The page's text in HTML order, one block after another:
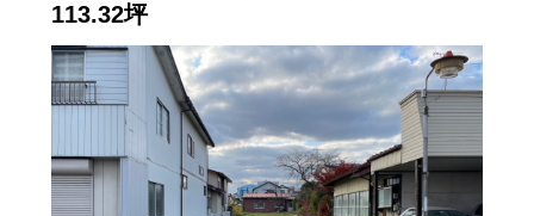
113.32坪